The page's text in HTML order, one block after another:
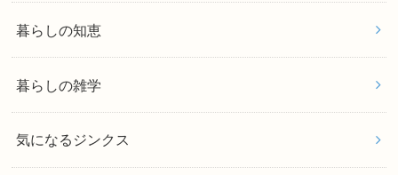
暮らしの知恵
暮らしの雑学
気になるジンクス